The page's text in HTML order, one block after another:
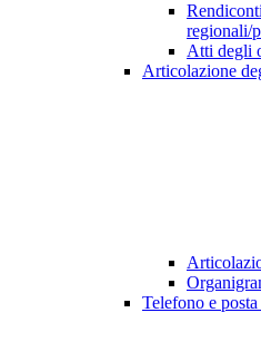
regionali/
Atti degli
Articolazione
Telefono e